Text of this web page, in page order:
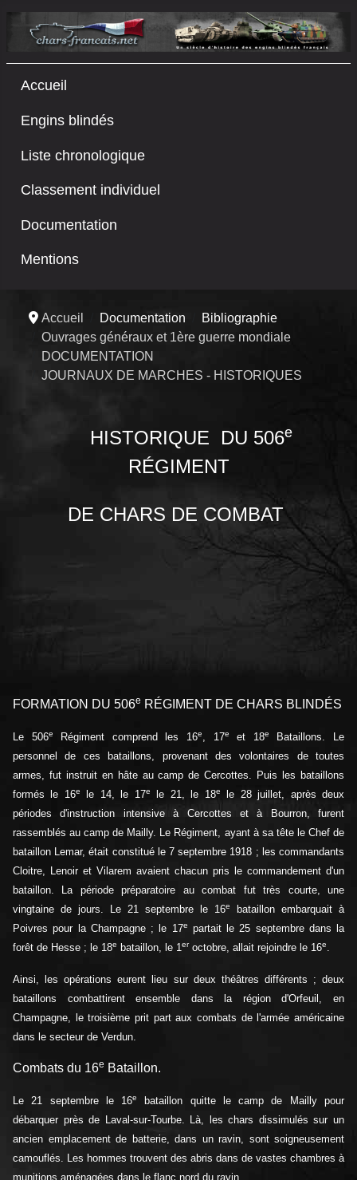
Accueil
Engins blindés
Liste chronologique
Classement individuel
Documentation
Mentions
Accueil Documentation
Bibliographie
Ouvrages généraux et 1ère guerre mondiale
DOCUMENTATION
JOURNAUX DE MARCHES - HISTORIQUES
HISTORIQUE DU 506e
RÉGIMENT
DE CHARS DE COMBAT
FORMATION DU 506e RÉGIMENT DE CHARS BLINDÉS
Le 506e Régiment comprend les 16e, 17e et 18e
Bataillons. Le
personnel de ces bataillons, provenant des volontaires de toutes
armes, fut instruit en hâte au camp de Cercottes. Puis les bataillons
formés le 16e le 14, le 17e le 21, le 18e
le 28 juillet, après deux
périodes d'instruction intensive à Cercottes et à Bourron, furent
rassemblés au camp de Mailly. Le Régiment, ayant à sa tête le Chef de
bataillon Lemar, était constitué le 7 septembre 1918 ; les commandants
Cloitre, Lenoir et Vilarem avaient chacun pris le commandement d'un
bataillon. La période préparatoire au combat fut très courte, une
vingtaine de jours. Le 21 septembre le 16e
bataillon embarquait à
Poivres pour la Champagne ; le 17e
partait le 25 septembre dans la
forêt de Hesse ; le 18e bataillon, le 1eroctobre, allait rejoindre le 16e.
Ainsi, les opérations eurent lieu sur deux théâtres différents ; deux
bataillons combattirent ensemble dans la région d'Orfeuil, en
Champagne, le troisième prit part aux combats de l'armée américaine
dans le secteur de Verdun.
Combats du 16e Bataillon.
Le 21 septembre le 16e
bataillon quitte le camp de Mailly pour
débarquer près de Laval-sur-Tourbe. Là, les chars dissimulés sur un
ancien emplacement de batterie, dans un ravin, sont soigneusement
camouflés. Les hommes trouvent des abris dans de vastes chambres à
munitions aménagées dans le flanc nord du ravin.